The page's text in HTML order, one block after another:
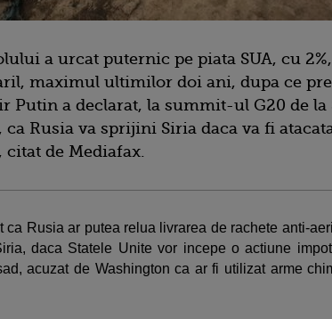
a urcat puternic pe piata SUA, cu 2%,
maximul ultimilor doi ani, dupa ce
Putin a declarat, la summit-ul G20 de la
ca Rusia va sprijini Siria daca va fi
citat de Mediafax.
ca Rusia ar putea relua livrarea de rachete anti-
daca Statele Unite vor incepe o actiune
acuzat de Washington ca ar fi utilizat arme